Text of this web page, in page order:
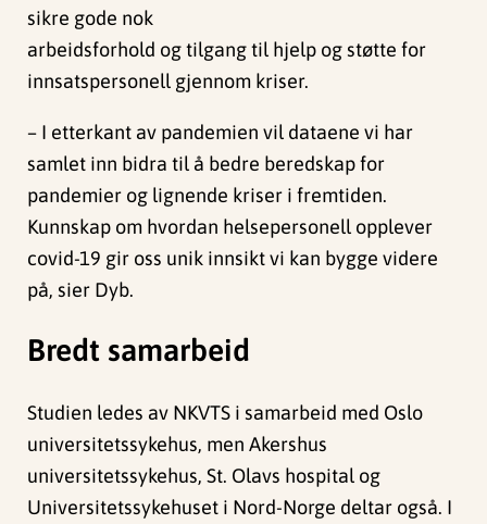
sikre gode nok
arbeidsforhold og tilgang til hjelp og støtte for
innsatspersonell gjennom kriser.
– I etterkant av pandemien vil dataene vi har
samlet inn bidra til å bedre beredskap for
pandemier og lignende kriser i fremtiden.
Kunnskap om hvordan helsepersonell opplever
covid-19 gir oss unik innsikt vi kan bygge videre
på, sier Dyb.
Bredt samarbeid
Studien ledes av NKVTS i samarbeid med Oslo
universitetssykehus, men Akershus
universitetssykehus, St. Olavs hospital og
Universitetssykehuset i Nord-Norge deltar også. I